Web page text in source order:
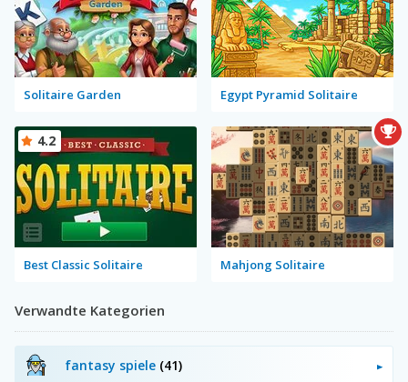
Solitaire Garden Egypt Pyramid Solitaire
Best Classic Solitaire
4.2
Mahjong Solitaire
Verwandte Kategorien
fantasy spiele (41)